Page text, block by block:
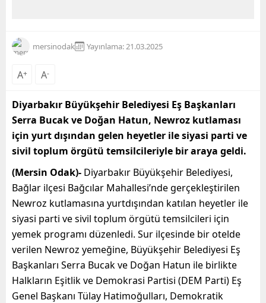
mersinodak Yayınlama: 21.03.2025
A+ A-
Diyarbakır Büyükşehir Belediyesi Eş Başkanları
Serra Bucak ve Doğan Hatun, Newroz kutlaması
için yurt dışından gelen heyetler ile siyasi parti ve
sivil toplum örgütü temsilcileriyle bir araya geldi.
(Mersin Odak)- Diyarbakır Büyükşehir Belediyesi,
Bağlar ilçesi Bağcılar Mahallesi’nde gerçekleştirilen
Newroz kutlamasına yurtdışından katılan heyetler ile
siyasi parti ve sivil toplum örgütü temsilcileri için
yemek programı düzenledi. Sur ilçesinde bir otelde
verilen Newroz yemeğine, Büyükşehir Belediyesi Eş
Başkanları Serra Bucak ve Doğan Hatun ile birlikte
Halkların Eşitlik ve Demokrasi Partisi (DEM Parti) Eş
Genel Başkanı Tülay Hatimoğulları, Demokratik